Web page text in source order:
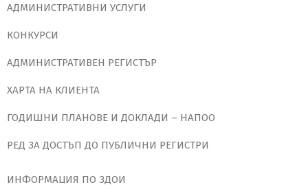
АДМИНИСТРАТИВНИ УСЛУГИ
КОНКУРСИ
АДМИНИСТРАТИВЕН РЕГИСТЪР
ХАРТА НА КЛИЕНТА
ГОДИШНИ ПЛАНОВЕ И ДОКЛАДИ – НАПОО
РЕД ЗА ДОСТЪП ДО ПУБЛИЧНИ РЕГИСТРИ
ИНФОРМАЦИЯ ПО ЗДОИ